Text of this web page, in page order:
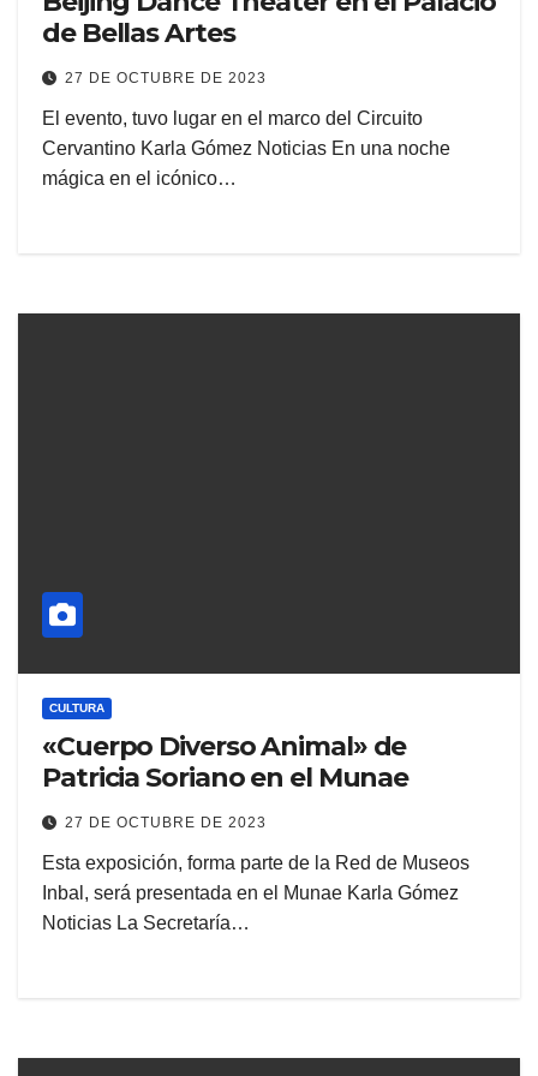
de Bellas Artes
27 DE OCTUBRE DE 2023
El evento, tuvo lugar en el marco del Circuito
Cervantino Karla Gómez Noticias En una noche
mágica en el icónico…
CULTURA
«Cuerpo Diverso Animal» de
Patricia Soriano en el Munae
27 DE OCTUBRE DE 2023
Esta exposición, forma parte de la Red de Museos
Inbal, será presentada en el Munae Karla Gómez
Noticias La Secretaría…